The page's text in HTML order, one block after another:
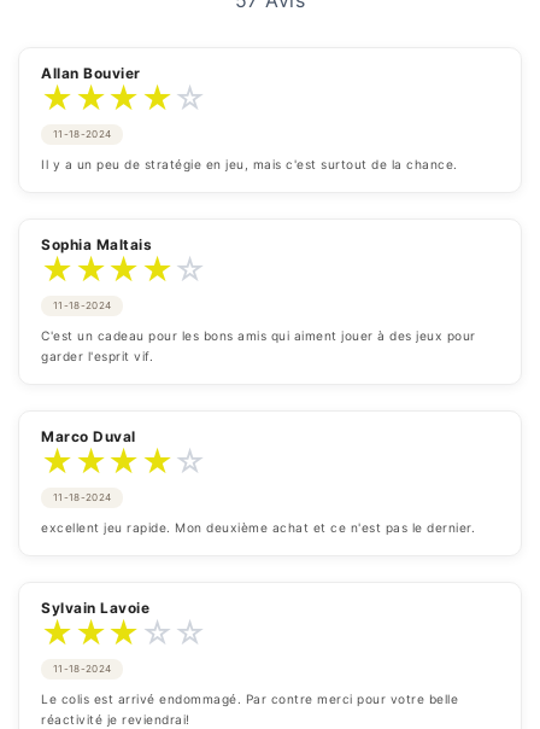
Allan Bouvier
★★★★☆
11-18-2024
Il y a un peu de stratégie en jeu, mais c'est surtout de la chance.
Sophia Maltais
★★★★☆
11-18-2024
C'est un cadeau pour les bons amis qui aiment jouer à des jeux pour
garder l'esprit vif.
Marco Duval
★★★★☆
11-18-2024
excellent jeu rapide. Mon deuxième achat et ce n'est pas le dernier.
Sylvain Lavoie
★★★☆☆
11-18-2024
Le colis est arrivé endommagé. Par contre merci pour votre belle
réactivité je reviendrai!